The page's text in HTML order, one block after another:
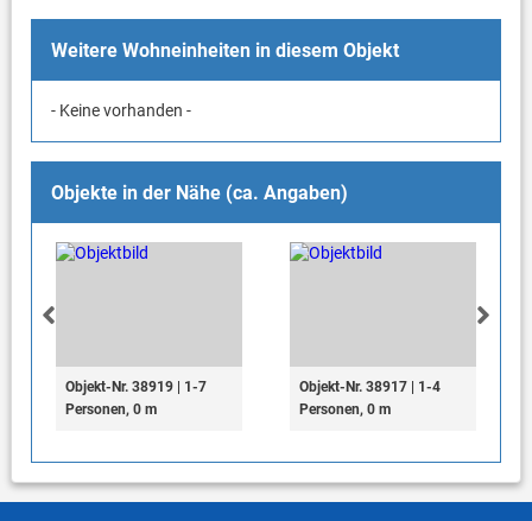
Weitere Wohneinheiten in diesem Objekt
- Keine vorhanden -
Objekte in der Nähe (ca. Angaben)
Objekt-Nr. 38919 | 1-7
Personen, 0 m
Objekt-Nr. 38917 | 1-4
Personen, 0 m